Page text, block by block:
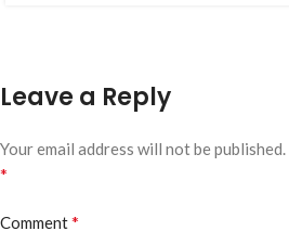
Leave a Reply
Your email address will not be published.
*
Comment*